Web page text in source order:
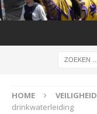
HOME VEILIGHEID
drinkwaterleiding